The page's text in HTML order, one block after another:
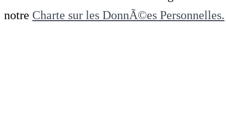
notre Charte sur les DonnÃ©es Personnelles.